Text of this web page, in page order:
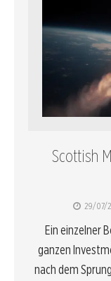
Scottish
29/07/
Ein einzelner
ganzen
nach dem